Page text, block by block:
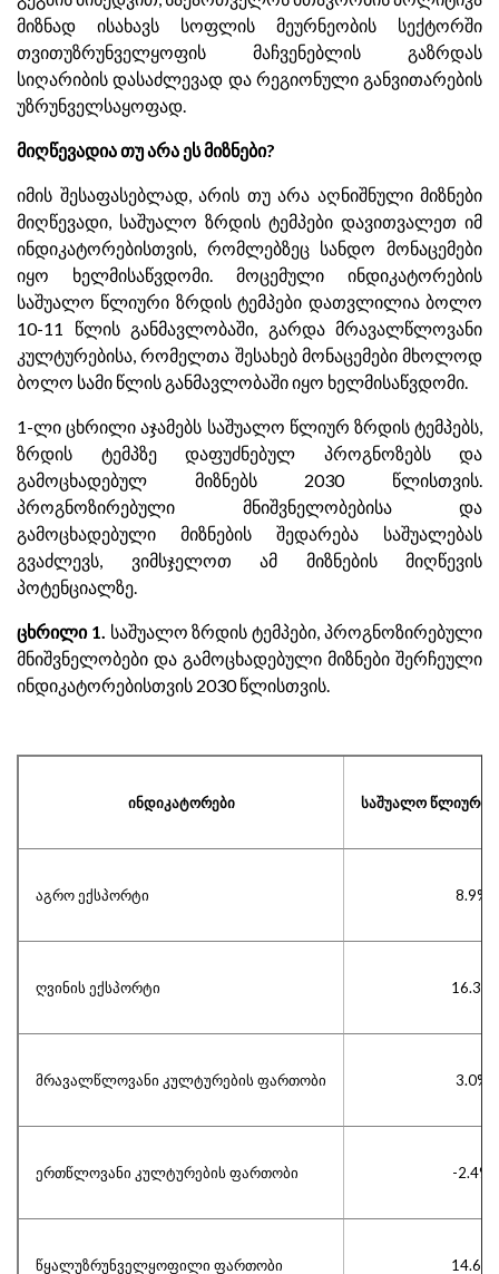
მიზნად ისახავს სოფლის მეურნეობის სექტორში
თვითუზრუნველყოფის მაჩვენებლის გაზრდას
სიღარიბის დასაძლევად და რეგიონული განვითარების
უზრუნველსაყოფად.
მიღწევადია თუ არა ეს მიზნები?
იმის შესაფასებლად, არის თუ არა აღნიშნული მიზნები
მიღწევადი, საშუალო ზრდის ტემპები დავითვალეთ იმ
ინდიკატორებისთვის, რომლებზეც სანდო მონაცემები
იყო ხელმისაწვდომი. მოცემული ინდიკატორების
საშუალო წლიური ზრდის ტემპები დათვლილია ბოლო
10-11 წლის განმავლობაში, გარდა მრავალწლოვანი
კულტურებისა, რომელთა შესახებ მონაცემები მხოლოდ
ბოლო სამი წლის განმავლობაში იყო ხელმისაწვდომი.
1-ლი ცხრილი აჯამებს საშუალო წლიურ ზრდის ტემპებს,
ზრდის ტემპზე დაფუძნებულ პროგნოზებს და
გამოცხადებულ მიზნებს 2030 წლისთვის.
პროგნოზირებული მნიშვნელობებისა და
გამოცხადებული მიზნების შედარება საშუალებას
გვაძლევს, ვიმსჯელოთ ამ მიზნების მიღწევის
პოტენციალზე.
ცხრილი 1. საშუალო ზრდის ტემპები, პროგნოზირებული
მნიშვნელობები და გამოცხადებული მიზნები შერჩეული
ინდიკატორებისთვის 2030 წლისთვის.
ინდიკატორები საშუალო წლიური
აგრო ექსპორტი 8.9%
ღვინის ექსპორტი 16.3%
მრავალწლოვანი კულტურების ფართობი 3.0%
ერთწლოვანი კულტურების ფართობი -2.4%
წყალუზრუნველყოფილი ფართობი 14.6%